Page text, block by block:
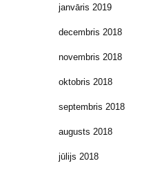
janvāris 2019
decembris 2018
novembris 2018
oktobris 2018
septembris 2018
augusts 2018
jūlijs 2018